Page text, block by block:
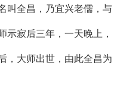
叫全昌，乃宜兴老儒，与
示寂后三年，一天晚上，
，大师出世，由此全昌为